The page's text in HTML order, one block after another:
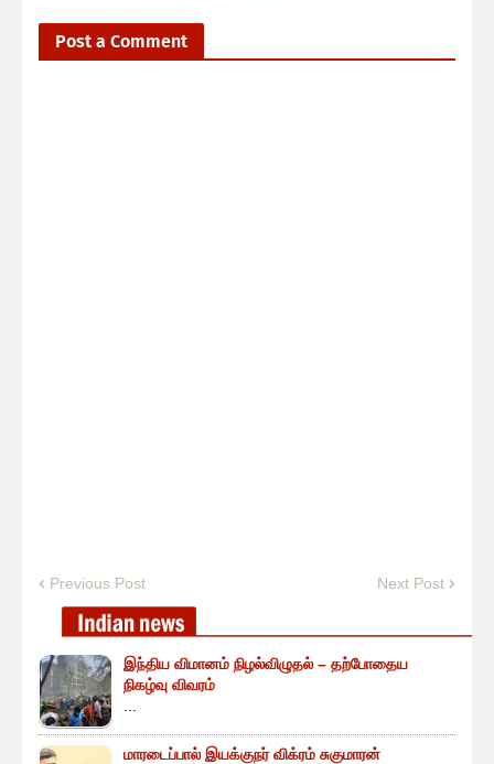
Post a Comment
Previous Post Next Post
இந்திய விமானம் நிழல்விழுதல் – தற்போதைய
நிகழ்வு விவரம்
மாரடைப்பால் இயக்குநர் விக்ரம் சுகுமாரன்